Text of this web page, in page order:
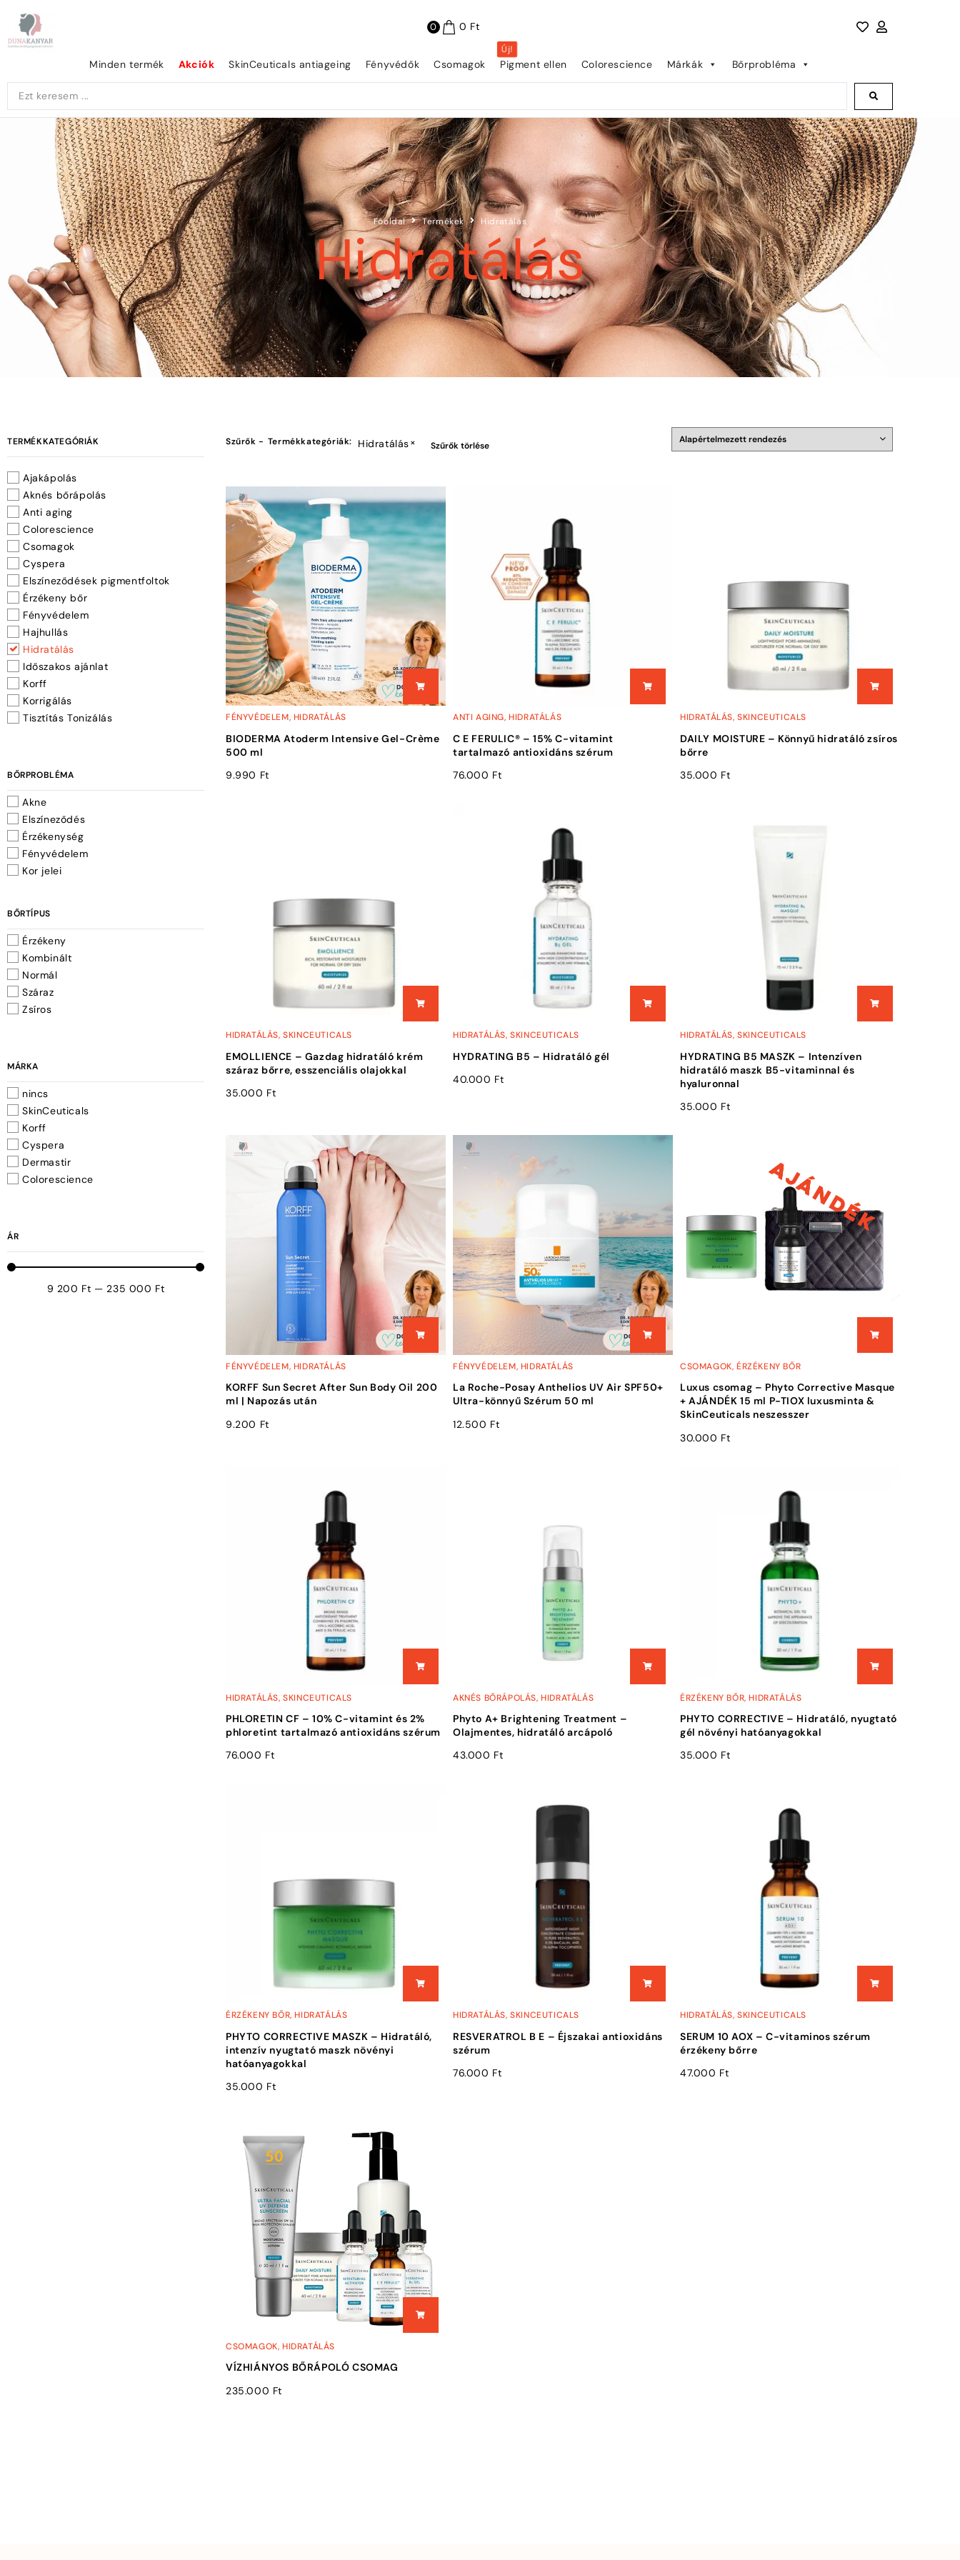
0 0 Ft
Minden termék Akciók SkinCeuticals antiageing Fényvédők Csomagok Pigment ellen
Új!
Colorescience Márkák Bőrprobléma
Hidratálás
Főoldal Termékek Hidratálás
TERMÉKKATEGÓRIÁK
Ajakápolás
Aknés bőrápolás
Anti aging
Colorescience
Csomagok
Cyspera
Elszíneződések pigmentfoltok
Érzékeny bőr
Fényvédelem
Hajhullás
Hidratálás
Időszakos ajánlat
Korff
Korrigálás
Tisztítás Tonizálás
BŐRPROBLÉMA
Akne
Elszíneződés
Érzékenység
Fényvédelem
Kor jelei
BŐRTÍPUS
Érzékeny
Kombinált
Normál
Száraz
Zsíros
MÁRKA
nincs
SkinCeuticals
Korff
Cyspera
Dermastir
Colorescience
ÁR
9 200 Ft — 235 000 Ft
Szűrők - Termékkategóriák: Hidratálás× Szűrők törlése
FÉNYVÉDELEM, HIDRATÁLÁS
BIODERMA Atoderm Intensive Gel-Crème
500 ml
9.990 Ft
ANTI AGING,HIDRATÁLÁS
C E FERULIC® – 15% C-vitamint
tartalmazó antioxidáns szérum
76.000 Ft
HIDRATÁLÁS,SKINCEUTICALS
DAILY MOISTURE – Könnyű hidratáló zsíros
bőrre
35.000 Ft
HIDRATÁLÁS,SKINCEUTICALS
EMOLLIENCE – Gazdag hidratáló krém
száraz bőrre, esszenciális olajokkal
35.000 Ft
HIDRATÁLÁS,SKINCEUTICALS
HYDRATING B5 – Hidratáló gél
40.000 Ft
HIDRATÁLÁS,SKINCEUTICALS
HYDRATING B5 MASZK – Intenzíven
hidratáló maszk B5-vitaminnal és
hyaluronnal
35.000 Ft
FÉNYVÉDELEM, HIDRATÁLÁS
KORFF Sun Secret After Sun Body Oil 200
ml | Napozás után
9.200 Ft
FÉNYVÉDELEM, HIDRATÁLÁS
La Roche-Posay Anthelios UV Air SPF50+
Ultra-könnyű Szérum 50 ml
12.500 Ft
CSOMAGOK, ÉRZÉKENY BŐR
Luxus csomag – Phyto Corrective Masque
+ AJÁNDÉK 15 ml P-TIOX luxusminta &
SkinCeuticals neszesszer
30.000 Ft
HIDRATÁLÁS,SKINCEUTICALS
PHLORETIN CF – 10% C-vitamint és 2%
phloretint tartalmazó antioxidáns szérum
76.000 Ft
AKNÉS BŐRÁPOLÁS,HIDRATÁLÁS
Phyto A+ Brightening Treatment –
Olajmentes, hidratáló arcápoló
43.000 Ft
ÉRZÉKENY BŐR,HIDRATÁLÁS
PHYTO CORRECTIVE – Hidratáló, nyugtató
gél növényi hatóanyagokkal
35.000 Ft
ÉRZÉKENY BŐR,HIDRATÁLÁS
PHYTO CORRECTIVE MASZK – Hidratáló,
intenzív nyugtató maszk növényi
hatóanyagokkal
35.000 Ft
HIDRATÁLÁS,SKINCEUTICALS
RESVERATROL B E – Éjszakai antioxidáns
szérum
76.000 Ft
HIDRATÁLÁS,SKINCEUTICALS
SERUM 10 AOX – C-vitaminos szérum
érzékeny bőrre
47.000 Ft
CSOMAGOK,HIDRATÁLÁS
VÍZHIÁNYOS BŐRÁPOLÓ CSOMAG
235.000 Ft